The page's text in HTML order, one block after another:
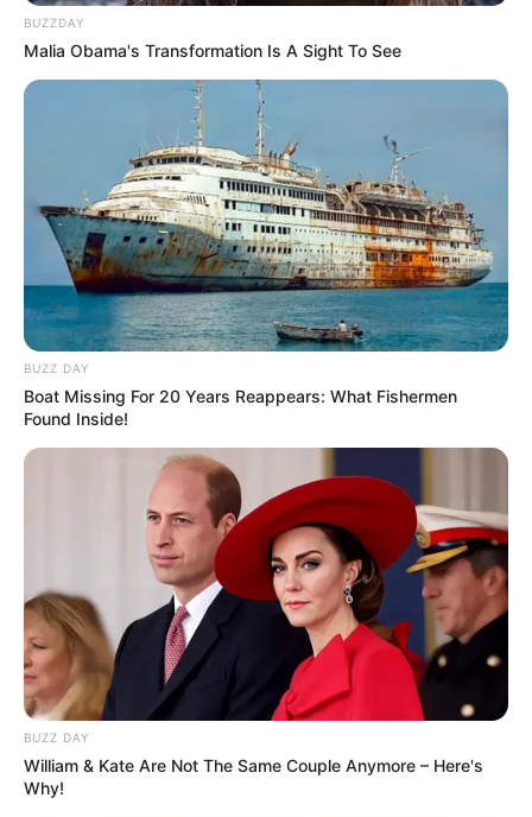
Confira agora o
CLICANDO AQUIe não perca mais tempo!
Até a próxima!
BUZZDAY
Malia Obama's Transformation Is A Sight To See
BUZZ DAY
Boat Missing For 20 Years Reappears: What Fishermen
Found Inside!
BUZZ DAY
William & Kate Are Not The Same Couple Anymore – Here's
Why!